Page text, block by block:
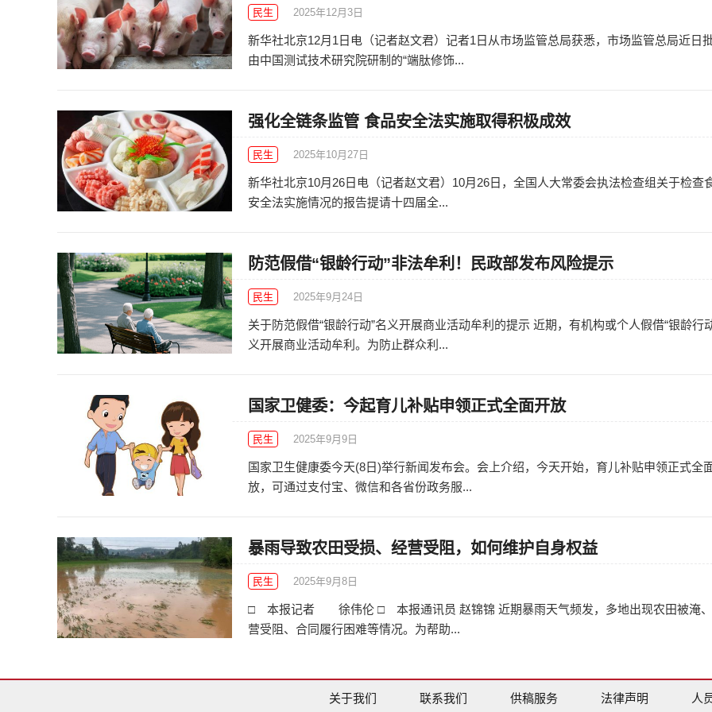
民生 2025年12月3日
新华社北京12月1日电（记者赵文君）记者1日从市场监管总局获悉，市场监管总局近日
由中国测试技术研究院研制的“端肽修饰...
强化全链条监管 食品安全法实施取得积极成效
民生 2025年10月27日
新华社北京10月26日电（记者赵文君）10月26日，全国人大常委会执法检查组关于检查
安全法实施情况的报告提请十四届全...
防范假借“银龄行动”非法牟利！民政部发布风险提示
民生 2025年9月24日
关于防范假借“银龄行动”名义开展商业活动牟利的提示 近期，有机构或个人假借“银龄行
义开展商业活动牟利。为防止群众利...
国家卫健委：今起育儿补贴申领正式全面开放
民生 2025年9月9日
国家卫生健康委今天(8日)举行新闻发布会。会上介绍，今天开始，育儿补贴申领正式全
放，可通过支付宝、微信和各省份政务服...
暴雨导致农田受损、经营受阻，如何维护自身权益
民生 2025年9月8日
□ 本报记者 徐伟伦 □ 本报通讯员 赵锦锦 近期暴雨天气频发，多地出现农田被淹
营受阻、合同履行困难等情况。为帮助...
关于我们 联系我们 供稿服务 法律声明 人